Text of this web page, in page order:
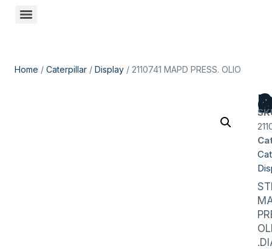
Home / Caterpillar / Display / 2110741 MAPD PRESS. OLIO